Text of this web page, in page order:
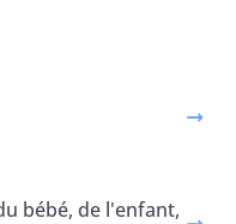
bébé, de l'enfant,